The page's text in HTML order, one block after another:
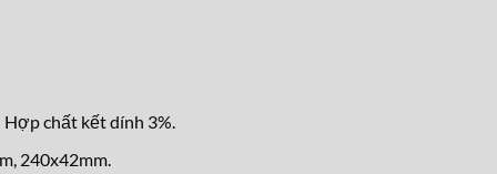
chất kết dính 3%.
240x42mm.